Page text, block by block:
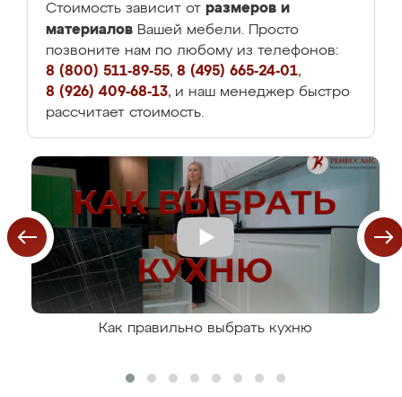
Стоимость зависит от размеров и
материалов Вашей мебели. Просто
позвоните нам по любому из телефонов:
8 (800) 511-89-55, 8 (495) 665-24-01,
8 (926) 409-68-13, и наш менеджер быстро
рассчитает стоимость.
Как правильно выбрать кухню